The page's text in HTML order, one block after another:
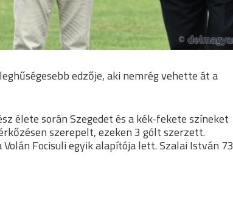
edzője, aki nemrég vehette át a
élete során Szegedet és a kék-fekete színeket
szerepelt, ezeken 3 gólt szerzett.
Focisuli egyik alapítója lett. Szalai István 73